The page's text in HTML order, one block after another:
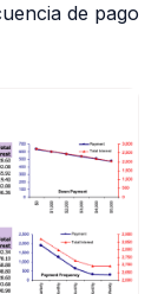
de pago